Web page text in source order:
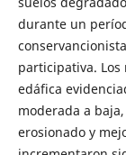
durante un
participativa.
edáfica
moderada a
erosionado y